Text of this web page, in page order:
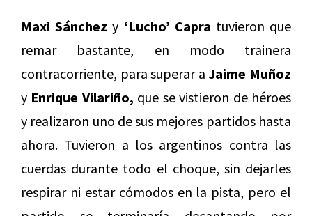
Maxi Sánchez y ‘Lucho’ Capra tuvieron que
remar bastante, en modo trainera
contracorriente, para superar aJaime Muñoz
y Enrique Vilariño, que se vistieron de héroes
y realizaron uno de sus mejores partidos hasta
ahora. Tuvieron a los argentinos contra las
cuerdas durante todo el choque, sin dejarles
respirar ni estar cómodos en la pista, pero el